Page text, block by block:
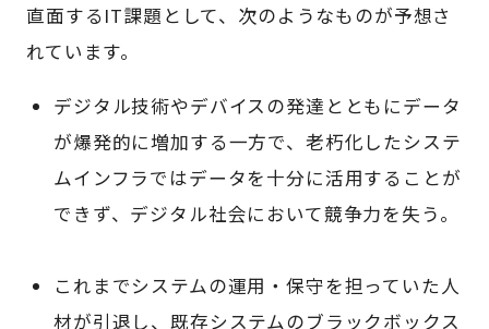
直面するIT課題として、次のようなものが予想さ
れています。
デジタル技術やデバイスの発達とともにデータ
が爆発的に増加する一方で、老朽化したシステ
ムインフラではデータを十分に活用することが
できず、デジタル社会において競争力を失う。
これまでシステムの運用・保守を担っていた人
材が引退し、既存システムのブラックボックス